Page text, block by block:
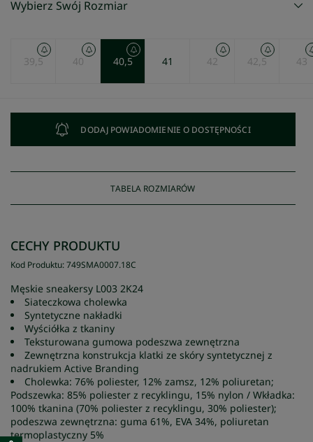
Wybierz Swój Rozmiar
39,5 40 40,5 41 42 42,5 43
DODAJ POWIADOMIENIE O DOSTĘPNOŚCI
TABELA ROZMIARÓW
CECHY PRODUKTU
Kod Produktu:749SMA0007.18C
Męskie sneakersy L003 2K24
Siateczkowa cholewka
Syntetyczne nakładki
Wyściółka z tkaniny
Teksturowana gumowa podeszwa zewnętrzna
Zewnętrzna konstrukcja klatki ze skóry syntetycznej z
nadrukiem Active Branding
Cholewka: 76% poliester, 12% zamsz, 12% poliuretan;
Podszewka: 85% poliester z recyklingu, 15% nylon / Wkładka:
100% tkanina (70% poliester z recyklingu, 30% poliester);
podeszwa zewnętrzna: guma 61%, EVA 34%, poliuretan
termoplastyczny 5%